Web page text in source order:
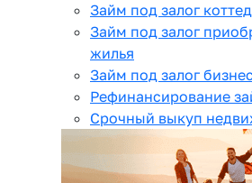
Займ под залог
Займ под залог
жилья
Займ под залог
Рефинансирование
Срочный выкуп